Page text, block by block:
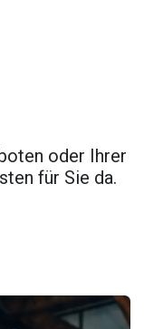
oder Ihrer
für Sie da.